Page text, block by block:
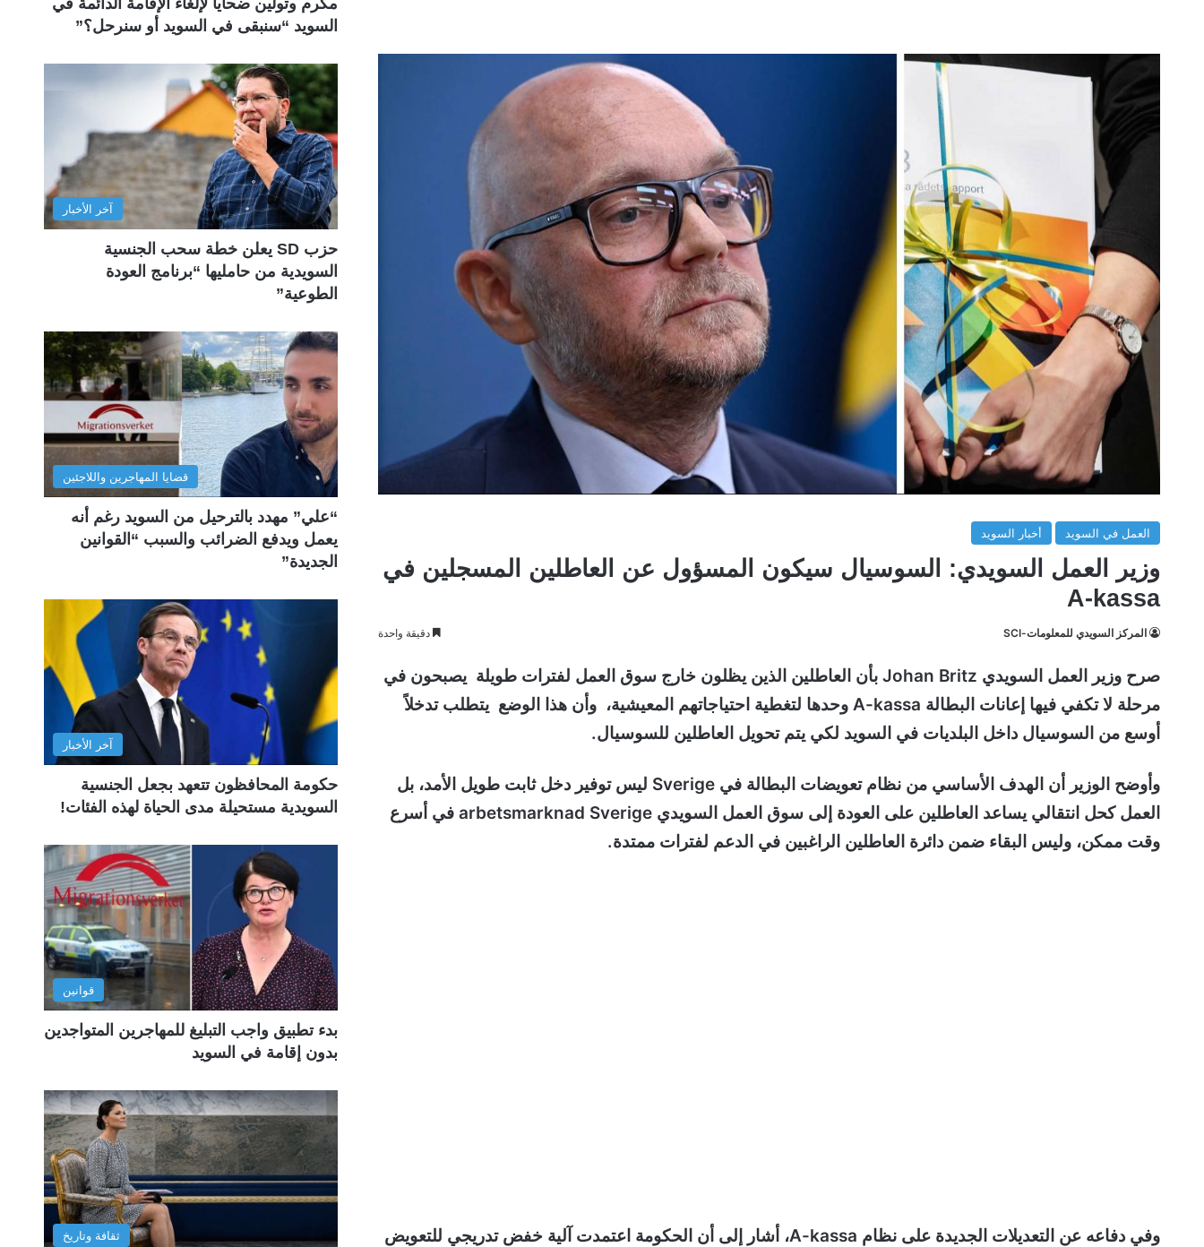
العمل في السويد أخبار السويد
وزير العمل السويدي: السوسيال سيكون المسؤول عن العاطلين المسجلين في
A-kassa
المركز السويدي للمعلومات-SCI دقيقة واحدة
صرح وزير العمل السويدي Johan Britz بأن العاطلين الذين يظلون خارج سوق العمل لفترات طويلة يصبحون في
مرحلة لا تكفي فيها إعانات البطالة A-kassa وحدها لتغطية احتياجاتهم المعيشية، وأن هذا الوضع يتطلب تدخلاً
أوسع من السوسيال داخل البلديات في السويد لكي يتم تحويل العاطلين للسوسيال.
وأوضح الوزير أن الهدف الأساسي من نظام تعويضات البطالة في Sverige ليس توفير دخل ثابت طويل الأمد، بل
العمل كحل انتقالي يساعد العاطلين على العودة إلى سوق العمل السويدي arbetsmarknad Sverige في أسرع
وقت ممكن، وليس البقاء ضمن دائرة العاطلين الراغبين في الدعم لفترات ممتدة.
وفي دفاعه عن التعديلات الجديدة على نظام A-kassa، أشار إلى أن الحكومة اعتمدت آلية خفض تدريجي للتعويض
مكرم وتولين ضحايا لإلغاء الإقامة الدائمة في
السويد “سنبقى في السويد أو سنرحل؟”
آخر الأخبار
حزب SD يعلن خطة سحب الجنسية
السويدية من حامليها “برنامج العودة
الطوعية”
قضايا المهاجرين واللاجئين
“علي” مهدد بالترحيل من السويد رغم أنه
يعمل ويدفع الضرائب والسبب “القوانين
الجديدة”
آخر الأخبار
حكومة المحافظون تتعهد بجعل الجنسية
السويدية مستحيلة مدى الحياة لهذه الفئات!
قوانين
بدء تطبيق واجب التبليغ للمهاجرين المتواجدين
بدون إقامة في السويد
ثقافة وتاريخ